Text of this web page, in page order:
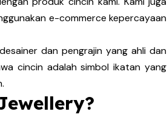
e-commerce kepercayaan
dan pengrajin yang ahli dan
cincin adalah simbol ikatan yang